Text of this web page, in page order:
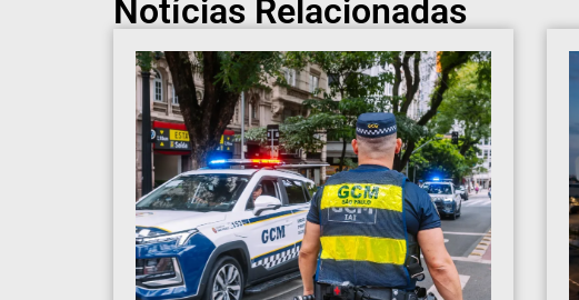
Notícias Relacionadas